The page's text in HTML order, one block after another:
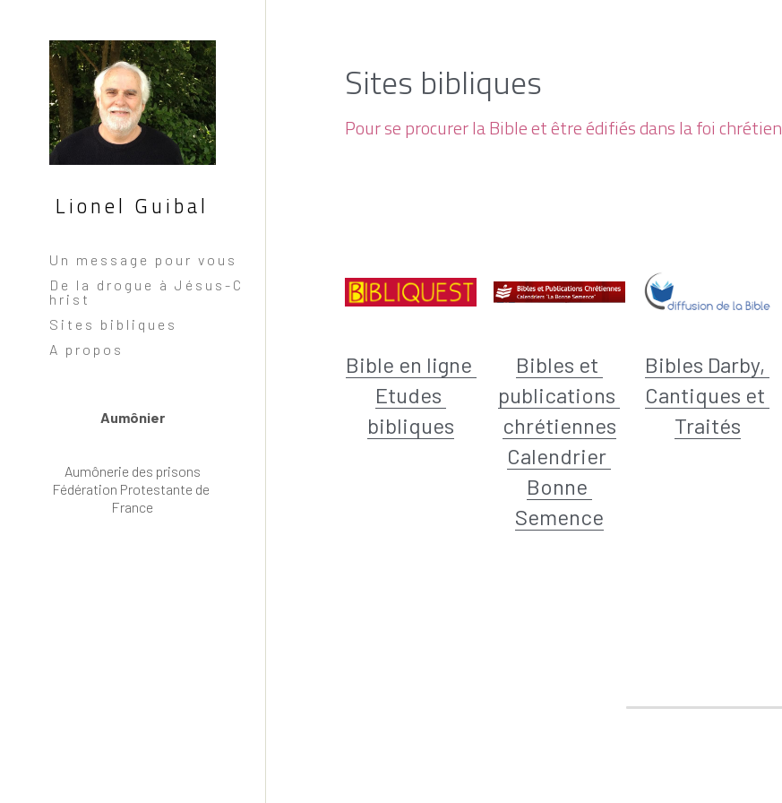
Lionel Guibal
Un message pour vous
De la drogue à Jésus-C
hrist
Sites bibliques
A propos
Aumônier
Aumônerie des prisons
Fédération Protestante de
France
Sites bibliques
Pour se procurer la Bible et être édifiés dans la foi
Bible en ligne
Etudes
bibliques
Bibles et
publications
chrétiennes
Calendrier
Bonne
Semence
Bibles Darby,
Cantiques et
Traités